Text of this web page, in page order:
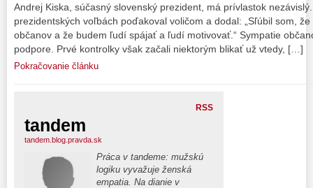
Andrej Kiska, súčasný slovenský prezident, má prívlastok
prezidentských voľbách poďakoval voličom a dodal: „Sľúbil som,
občanov a že budem ľudí spájať a ľudí motivovať.“ Sympatie
podpore. Prvé kontrolky však začali niektorým blikať už vtedy, […]
Pokračovanie článku
RSS
tandem
tandem.blog.pravda.sk
Práca v tandeme: mužskú
logiku vyvažuje ženská
empatia. Na dianie v